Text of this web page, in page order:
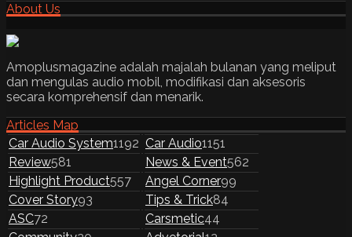
About Us
Amoplusmagazine adalah majalah bulanan yang meliput
dan mengulas audio mobil, modifikasi dan aksesoris
secara komprehensif dan menarik.
Articles Map
Car Audio System1192 Car Audio1151
Review581 News & Event562
Highlight Product557 Angel Corner99
Cover Story93 Tips & Trick84
ASC72 Carsmetic44